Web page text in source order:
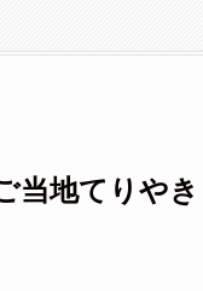
当地てりや